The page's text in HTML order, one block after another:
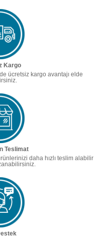
Kargo
ücretsiz kargo avantajı elde
Teslimat
daha hızlı teslim alabilir